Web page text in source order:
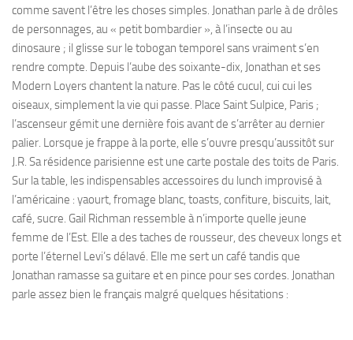
comme savent l’être les choses simples. Jonathan parle à de drôles
de personnages, au « petit bombardier », à l’insecte ou au
dinosaure ; il glisse sur le tobogan temporel sans vraiment s’en
rendre compte. Depuis l’aube des soixante-dix, Jonathan et ses
Modern Loyers chantent la nature. Pas le côté cucul, cui cui les
oiseaux, simplement la vie qui passe. Place Saint Sulpice, Paris ;
l’ascenseur gémit une dernière fois avant de s’arrêter au dernier
palier. Lorsque je frappe à la porte, elle s’ouvre presqu’aussitôt sur
J.R. Sa résidence parisienne est une carte postale des toits de Paris.
Sur la table, les indispensables accessoires du lunch improvisé à
l’américaine : yaourt, fromage blanc, toasts, confiture, biscuits, lait,
café, sucre. Gail Richman ressemble à n’importe quelle jeune
femme de l’Est. Elle a des taches de rousseur, des cheveux longs et
porte l’éternel Levi’s délavé. Elle me sert un café tandis que
Jonathan ramasse sa guitare et en pince pour ses cordes. Jonathan
parle assez bien le français malgré quelques hésitations :